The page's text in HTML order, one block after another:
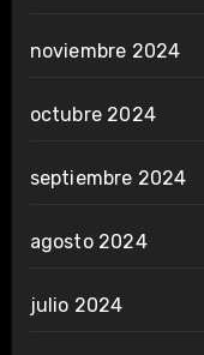
noviembre 2024
octubre 2024
septiembre 2024
agosto 2024
julio 2024